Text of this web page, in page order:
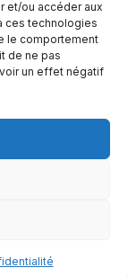
et/ou accéder aux
ces technologies
le comportement
de ne pas
un effet négatif